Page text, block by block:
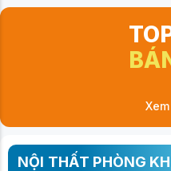
NỘI THẤT PHÒNG